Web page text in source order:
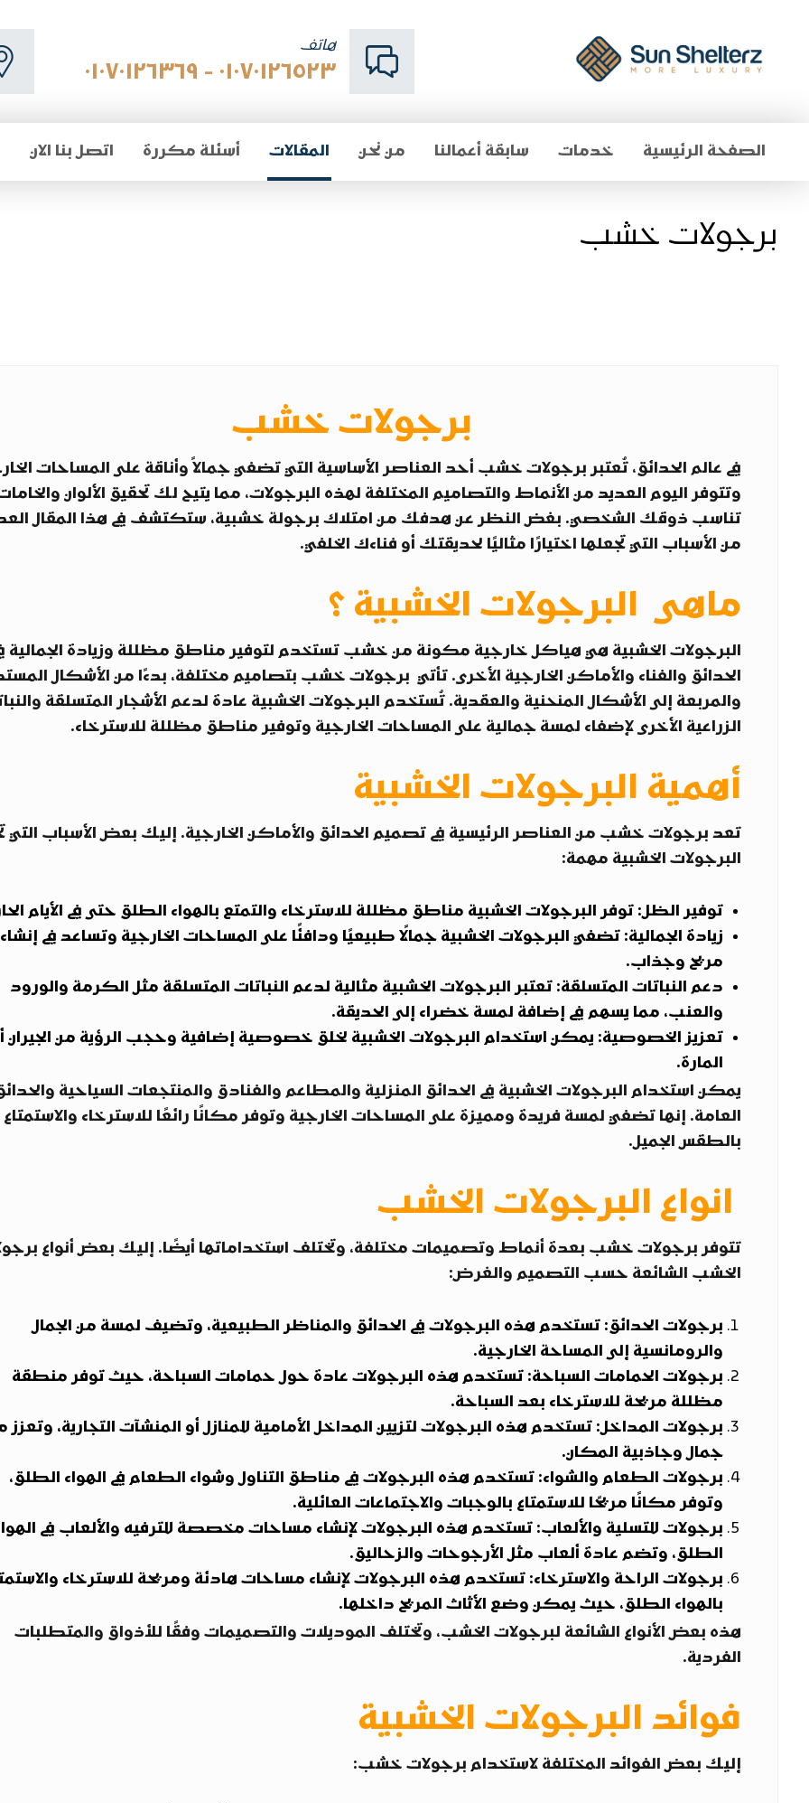
هاتف
٠١٠٧٠١٢٦٥٢٣ - ٠١٠٧٠١٢٦٣٦٩
الصفحة الرئيسية خدمات سابقة أعمالنا من نحن المقالات أسئلة مكررة اتصل بنا الان
برجولات خشب
برجولات خشب
في عالم الحدائق، تُعتبر برجولات خشب أحد العناصر الأساسية التي تضفي جمالاً وأناقة على المساحات
وتتوفر اليوم العديد من الأنماط والتصاميم المختلفة لهذه البرجولات، مما يتيح لك تحقيق الألوان
تناسب ذوقك الشخصي. بغض النظر عن هدفك من امتلاك برجولة خشبية، ستكتشف في هذا المقال
من الأسباب التي تجعلها اختيارًا مثاليًا لحديقتك أو فناءك الخلفي.
ماهى البرجولات الخشبية ؟
البرجولات الخشبية هي هياكل خارجية مكونة من خشب تستخدم لتوفير مناطق مظللة وزيادة الجمالية
الحدائق والفناء والأماكن الخارجية الأخرى. تأتي برجولات خشب بتصاميم مختلفة، بدءًا من الأشكال
والمربعة إلى الأشكال المنحنية والعقدية. تُستخدم البرجولات الخشبية عادة لدعم الأشجار المتسلقة
الزراعية الأخرى لإضفاء لمسة جمالية على المساحات الخارجية وتوفير مناطق مظللة للاسترخاء.
أهمية البرجولات الخشبية
تعد برجولات خشب من العناصر الرئيسية في تصميم الحدائق والأماكن الخارجية. إليك بعض الأسباب التي
البرجولات الخشبية مهمة:
توفير الظل: توفر البرجولات الخشبية مناطق مظللة للاسترخاء والتمتع بالهواء الطلق حتى في الأيام
زيادة الجمالية: تضفي البرجولات الخشبية جمالًا طبيعيًا ودافئًا على المساحات الخارجية وتساعد في
مريح وجذاب.
دعم النباتات المتسلقة: تعتبر البرجولات الخشبية مثالية لدعم النباتات المتسلقة مثل الكرمة والورود
والعنب، مما يسهم في إضافة لمسة خضراء إلى الحديقة.
تعزيز الخصوصية: يمكن استخدام البرجولات الخشبية لخلق خصوصية إضافية وحجب الرؤية من الجيران
المارة.
يمكن استخدام البرجولات الخشبية في الحدائق المنزلية والمطاعم والفنادق والمنتجعات السياحية
العامة. إنها تضفي لمسة فريدة ومميزة على المساحات الخارجية وتوفر مكانًا رائعًا للاسترخاء والاستمتاع
بالطقس الجميل.
انواع البرجولات الخشب
تتوفر برجولات خشب بعدة أنماط وتصميمات مختلفة، وتختلف استخداماتها أيضًا. إليك بعض أنواع
الخشب الشائعة حسب التصميم والغرض:
برجولات الحدائق: تستخدم هذه البرجولات في الحدائق والمناظر الطبيعية، وتضيف لمسة من الجمال
والرومانسية إلى المساحة الخارجية.
برجولات الحمامات السباحة: تستخدم هذه البرجولات عادة حول حمامات السباحة، حيث توفر منطقة
مظللة مريحة للاسترخاء بعد السباحة.
برجولات المداخل: تستخدم هذه البرجولات لتزيين المداخل الأمامية للمنازل أو المنشآت التجارية، وتعزز
جمال وجاذبية المكان.
برجولات الطعام والشواء: تستخدم هذه البرجولات في مناطق التناول وشواء الطعام في الهواء الطلق،
وتوفر مكانًا مريحًا للاستمتاع بالوجبات والاجتماعات العائلية.
برجولات للتسلية والألعاب: تستخدم هذه البرجولات لإنشاء مساحات مخصصة للترفيه والألعاب في
الطلق، وتضم عادة ألعاب مثل الأرجوحات والزحاليق.
برجولات الراحة والاسترخاء: تستخدم هذه البرجولات لإنشاء مساحات هادئة ومريحة للاسترخاء
بالهواء الطلق، حيث يمكن وضع الأثاث المريح داخلها.
هذه بعض الأنواع الشائعة لبرجولات الخشب، وتختلف الموديلات والتصميمات وفقًا للأذواق والمتطلبات
الفردية.
فوائد البرجولات الخشبية
إليك بعض الفوائد المختلفة لاستخدام برجولات خشب: